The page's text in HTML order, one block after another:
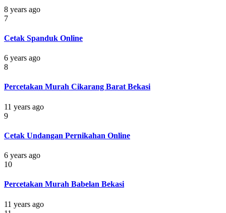
8 years ago
7
Cetak Spanduk Online
6 years ago
8
Percetakan Murah Cikarang Barat Bekasi
11 years ago
9
Cetak Undangan Pernikahan Online
6 years ago
10
Percetakan Murah Babelan Bekasi
11 years ago